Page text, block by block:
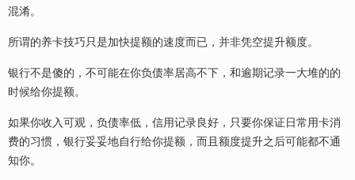
混淆。
所谓的养卡技巧只是加快提额的速度而已，并非凭空提升额度。
银行不是傻的，不可能在你负债率居高不下，和逾期记录一大堆的的
时候给你提额。
如果你收入可观，负债率低，信用记录良好，只要你保证日常用卡消
费的习惯，银行妥妥地自行给你提额，而且额度提升之后可能都不通
知你。